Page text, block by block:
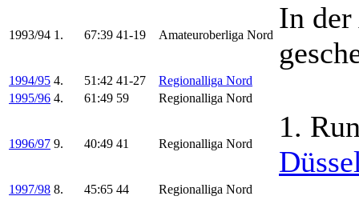
1993/94 1. 67:39 41-19 Amateuroberliga Nord
In
1994/95 4. 51:42 41-27
Regionalliga Nord
1995/96 4. 61:49 59 Regionalliga Nord
1996/97 9. 40:49 41 Regionalliga Nord
1.
1997/98 8. 45:65 44 Regionalliga Nord